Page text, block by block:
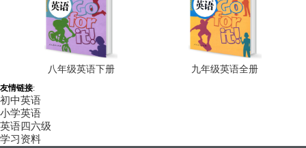
八年级英语下册 九年级英语全册
友情链接:
初中英语
小学英语
英语四六级
学习资料